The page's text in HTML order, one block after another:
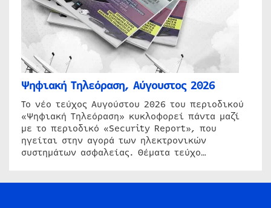
Ψηφιακή Τηλεόραση, Αύγουστος 2026
Το νέο τεύχος Αυγούστου 2026 του περιοδικού
«Ψηφιακή Τηλεόραση» κυκλοφορεί πάντα μαζί
με το περιοδικό «Security Report», που
ηγείται στην αγορά των ηλεκτρονικών
συστημάτων ασφαλείας. Θέματα τεύχο…